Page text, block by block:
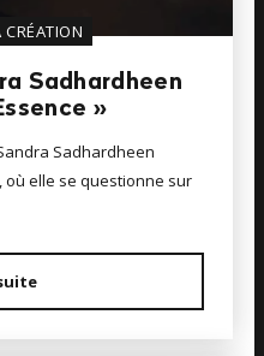
CRÉATION
Sadhardheen
»
Sadhardheen
elle se questionne sur